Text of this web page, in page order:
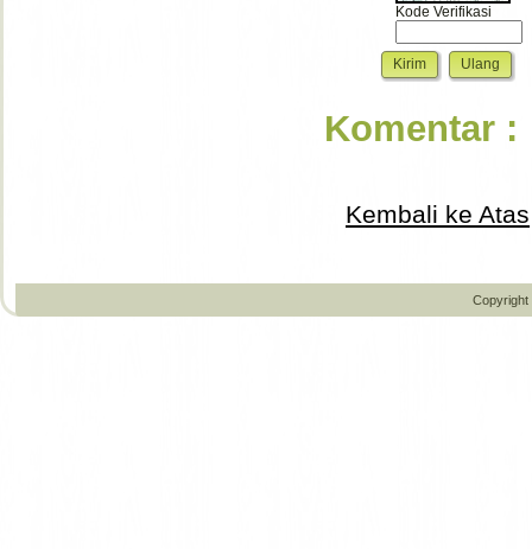
Kode Verifikasi
Komentar :
Kembali ke Atas